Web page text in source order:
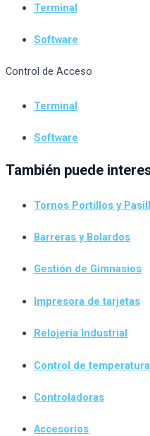
Terminal
Software
Control de Acceso
Terminal
Software
También puede
Tornos Portillos y
Barreras y Bolardos
Gestión de Gimnasios
Impresora de tarjetas
Relojería Industrial
Control de
Controladoras
Accesorios